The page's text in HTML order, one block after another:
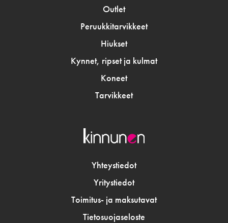
Outlet
Peruukkitarvikkeet
Hiukset
Kynnet, ripset ja kulmat
Koneet
Tarvikkeet
Yhteystiedot
Yritystiedot
Toimitus- ja maksutavat
Tietosuojaseloste